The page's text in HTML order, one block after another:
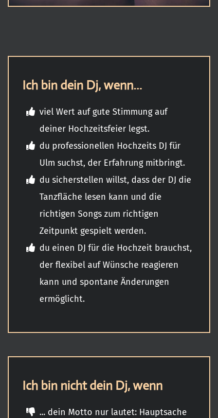
Ich bin dein Dj, wenn...
viel Wert auf gute Stimmung auf
deiner Hochzeitsfeier legst.
du professionellen Hochzeits DJ für
Ulm suchst, der Erfahrung mitbringt.
du sicherstellen willst, dass der DJ die
Tanzfläche lesen kann und die
richtigen Songs zum richtigen
Zeitpunkt gespielt werden.
du einen DJ für die Hochzeit brauchst,
der flexibel auf Wünsche reagieren
kann und spontane Änderungen
ermöglicht.
Ich bin nicht dein Dj, wenn
... dein Motto nur lautet: Hauptsache